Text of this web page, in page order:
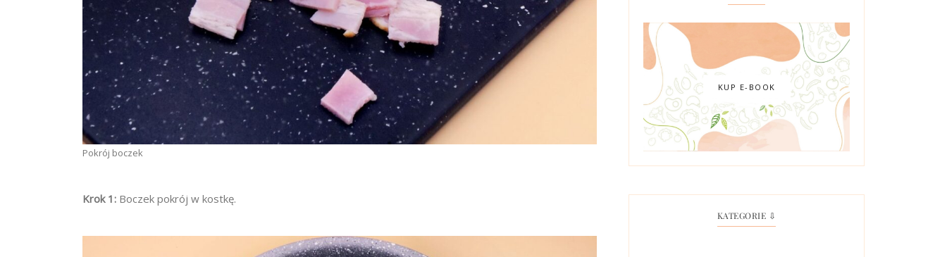
Pokrój boczek
Krok 1: Boczek pokrój w kostkę.
KUP E-BOOK
KATEGORIE ⇩